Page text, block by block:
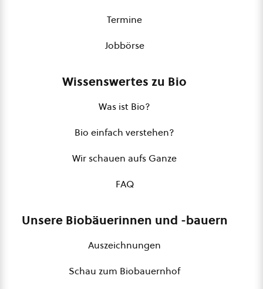
Termine
Jobbörse
Wissenswertes zu Bio
Was ist Bio?
Bio einfach verstehen?
Wir schauen aufs Ganze
FAQ
Unsere Biobäuerinnen und -bauern
Auszeichnungen
Schau zum Biobauernhof